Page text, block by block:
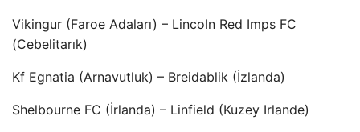
Vikingur (Faroe Adaları) – Lincoln Red Imps FC
(Cebelitarık)
Kf Egnatia (Arnavutluk) – Breidablik (İzlanda)
Shelbourne FC (İrlanda) – Linfield (Kuzey Irlande)